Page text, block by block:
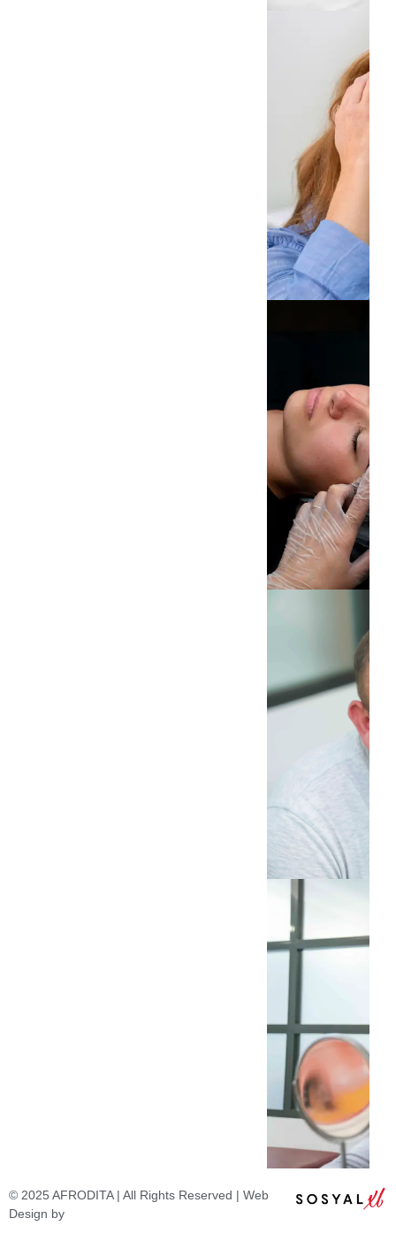
© 2025 AFRODITA | All Rights Reserved | Web
Design by